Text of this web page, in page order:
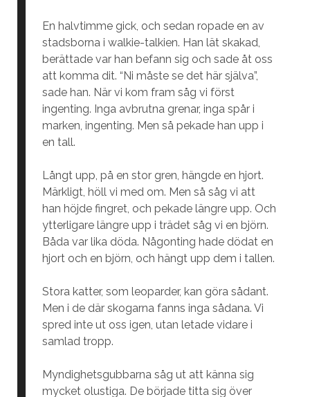
En halvtimme gick, och sedan ropade en av
stadsborna i walkie-talkien. Han lät skakad,
berättade var han befann sig och sade åt oss
att komma dit. “Ni måste se det här själva”,
sade han. När vi kom fram såg vi först
ingenting. Inga avbrutna grenar, inga spår i
marken, ingenting. Men så pekade han upp i
en tall.
Långt upp, på en stor gren, hängde en hjort.
Märkligt, höll vi med om. Men så såg vi att
han höjde fingret, och pekade längre upp. Och
ytterligare längre upp i trädet såg vi en björn.
Båda var lika döda. Någonting hade dödat en
hjort och en björn, och hängt upp dem i tallen.
Stora katter, som leoparder, kan göra sådant.
Men i de där skogarna fanns inga sådana. Vi
spred inte ut oss igen, utan letade vidare i
samlad tropp.
Myndighetsgubbarna såg ut att känna sig
mycket olustiga. De började titta sig över